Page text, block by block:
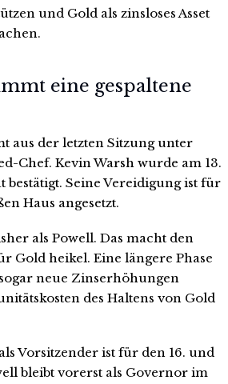
und Gold als zinsloses Asset
eine gespaltene
aus der letzten Sitzung unter
Chef. Kevin Warsh wurde am 13.
bestätigt. Seine Vereidigung ist für
Haus angesetzt.
als Powell. Das macht den
Gold heikel. Eine längere Phase
neue Zinserhöhungen
des Haltens von Gold
Vorsitzender ist für den 16. und
bleibt vorerst als Governor im